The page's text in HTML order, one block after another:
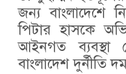
জন্য বাংলাদেশে
পিটার হাসকে
আইনগত ব্যবস্থা
বাংলাদেশ দুর্নীতি